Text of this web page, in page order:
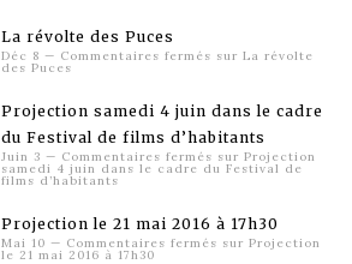
La révolte des Puces
Déc 8 — Commentaires fermés sur La révolte
des Puces
Projection samedi 4 juin dans le cadre
du Festival de films d’habitants
Juin 3 — Commentaires fermés sur Projection
samedi 4 juin dans le cadre du Festival de
films d’habitants
Projection le 21 mai 2016 à 17h30
Mai 10 — Commentaires fermés sur Projection
le 21 mai 2016 à 17h30